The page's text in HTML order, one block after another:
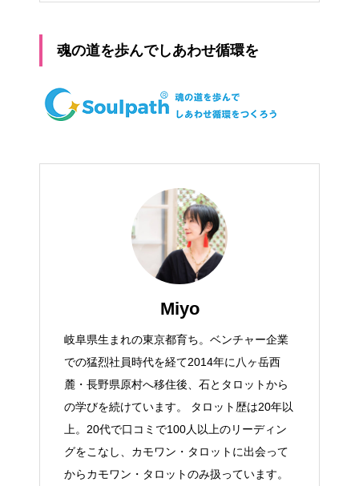
魂の道を歩んでしあわせ循環を
Miyo
岐阜県生まれの東京都育ち。ベンチャー企業
での猛烈社員時代を経て2014年に八ヶ岳西
麓・長野県原村へ移住後、石とタロットから
の学びを続けています。 タロット歴は20年以
上。20代で口コミで100人以上のリーディン
グをこなし、カモワン・タロットに出会って
からカモワン・タロットのみ扱っています。